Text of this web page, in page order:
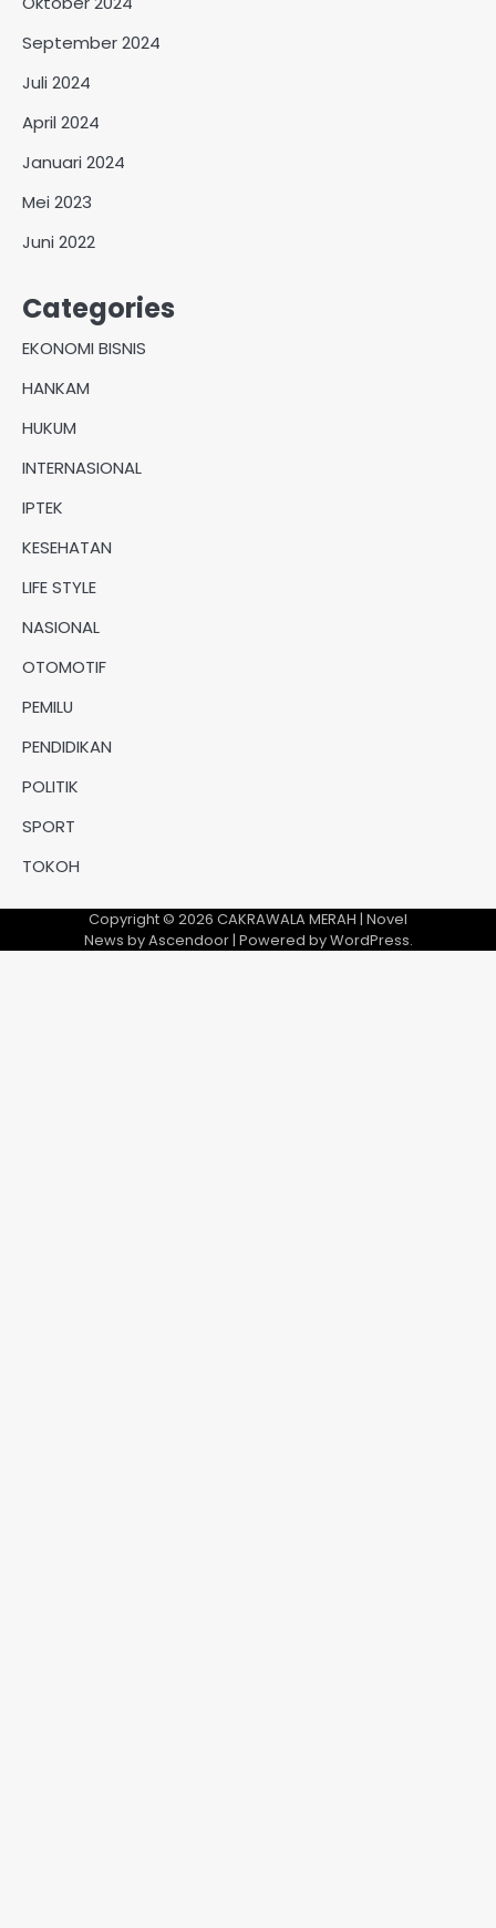
September 2024
Juli 2024
April 2024
Januari 2024
Mei 2023
Juni 2022
Categories
EKONOMI BISNIS
HANKAM
HUKUM
INTERNASIONAL
IPTEK
KESEHATAN
LIFE STYLE
NASIONAL
OTOMOTIF
PEMILU
PENDIDIKAN
POLITIK
SPORT
TOKOH
Copyright © 2026 CAKRAWALA MERAH | Novel
News byAscendoor| Powered byWordPress.